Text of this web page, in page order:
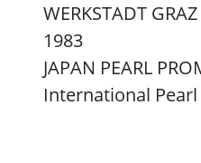
WERKSTADT
1983
JAPAN PEARL
International